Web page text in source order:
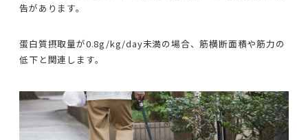
告があります。
蛋白質摂取量が0.8g/kg/day未満の場合、筋横断面積や筋力の
低下と関連します。